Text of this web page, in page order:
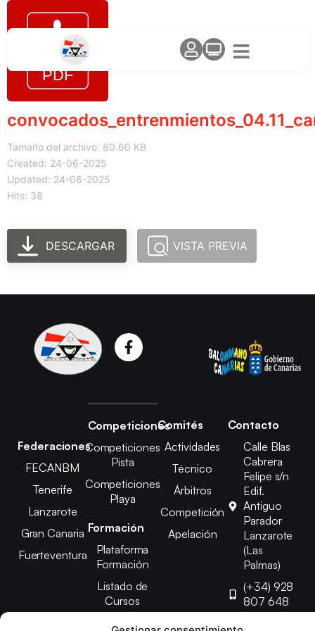
Tamaño del archivo: 80.60 KB
Created: 24-06-2025
Updated: 24-06-2025
Hits: 38
DESCARGAR VISTA PREVIA
Federaciones
FECANBM
Tenerife
Lanzarote
Gran Canaria
Fuerteventura
Competiciones
Competiciones
Pista
Competiciones
Playa
Formación
Plataforma
Formación
Listado de
Cursos
Comités
Actividades
Técnico
Árbitros
Competición
Apelación
Contacto
Calle Blas
Cabrera
Felipe s/n
Edif.
Antiguo
Parador
Lanzarote
(Las
Palmas)
(+34) 928
807 648